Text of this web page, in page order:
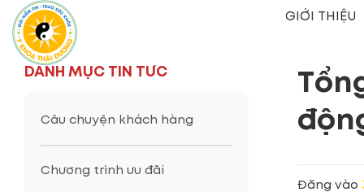
qua
nội
dung
GIỚI THIỆU
DANH MỤC TIN TỨC
Câu chuyện khách hàng
Chương trình ưu đãi
Đăng vào